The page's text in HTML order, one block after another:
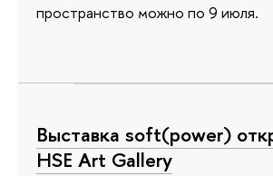
пространство можно по 9 июля.
Выставка soft(power)
HSE Art Gallery